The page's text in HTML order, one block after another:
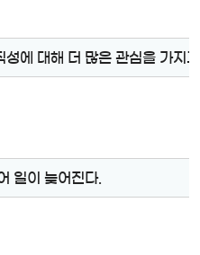
에 대해 더 많은 관심을 가지
일이 늦어진다.